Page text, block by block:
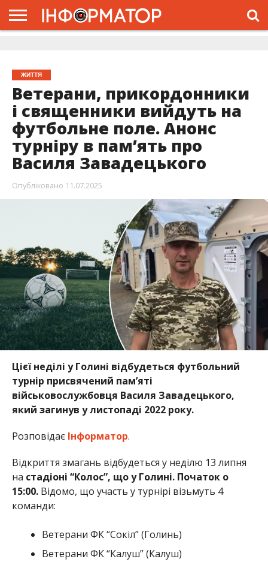
ЖИТТЯ
Ветерани, прикордонники
і священники вийдуть на
футбольне поле. Анонс
турніру в пам’ять про
Василя Завадецького
Опубліковано 11.07.2025
Цієї неділі у Голині відбудеться футбольний
турнір присвячений пам’яті
військовослужбовця Василя Завадецького,
який загинув у листопаді 2022 року.
Розповідає Інформатор.
Відкриття змагань відбудеться у неділю 13 липня
на стадіоні “Колос”, що у Голині. Початок о
15:00. Відомо, що участь у турнірі візьмуть 4
команди:
Ветерани ФК “Сокіл” (Голинь)
Ветерани ФК “Калуш” (Калуш)